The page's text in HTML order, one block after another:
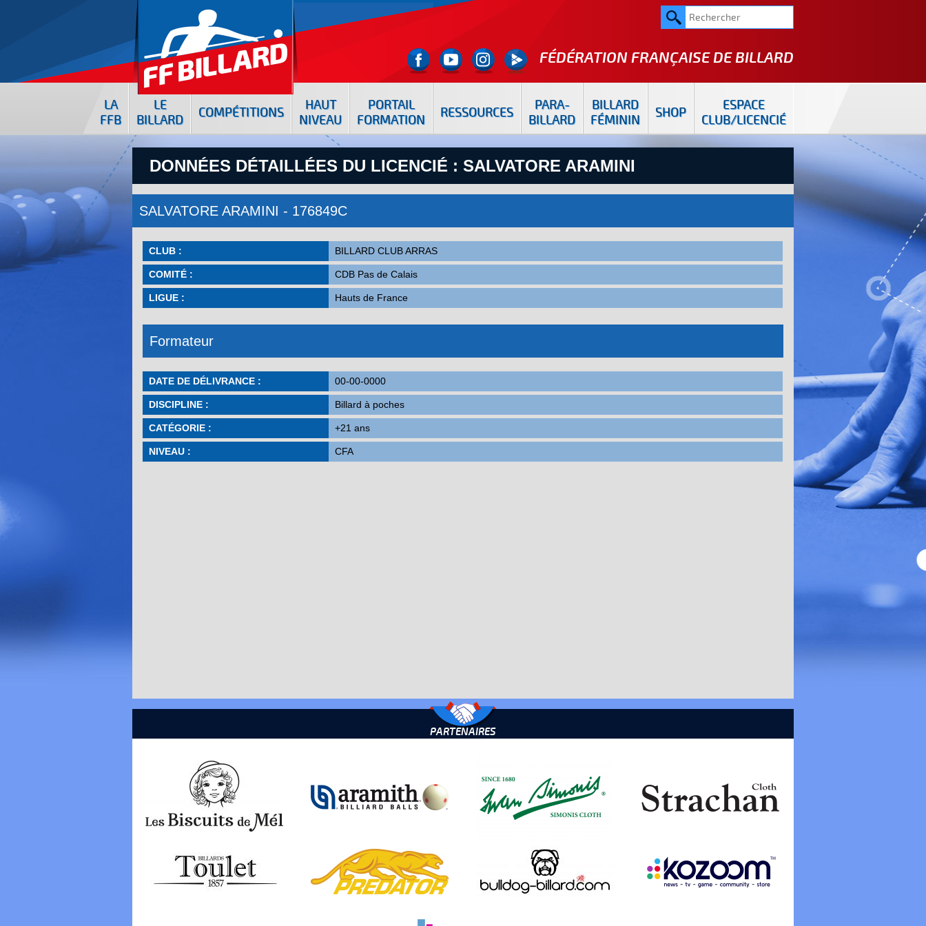
FÉDÉRATION FRANÇAISE DEBILLARD
LA
FFB
LE
BILLARD
COMPÉTITIONS
HAUT
NIVEAU
PORTAIL
FORMATION
RESSOURCES
PARA-
BILLARD
BILLARD
FÉMININ
SHOP
ESPACE
CLUB/LICENCIÉ
DONNÉES DÉTAILLÉES DU LICENCIÉ : SALVATORE ARAMINI
SALVATORE ARAMINI - 176849C
CLUB : BILLARD CLUB ARRAS
COMITÉ : CDB Pas de Calais
LIGUE : Hauts de France
Formateur
DATE DE DÉLIVRANCE : 00-00-0000
DISCIPLINE : Billard à poches
CATÉGORIE : +21 ans
NIVEAU : CFA
PARTENAIRES